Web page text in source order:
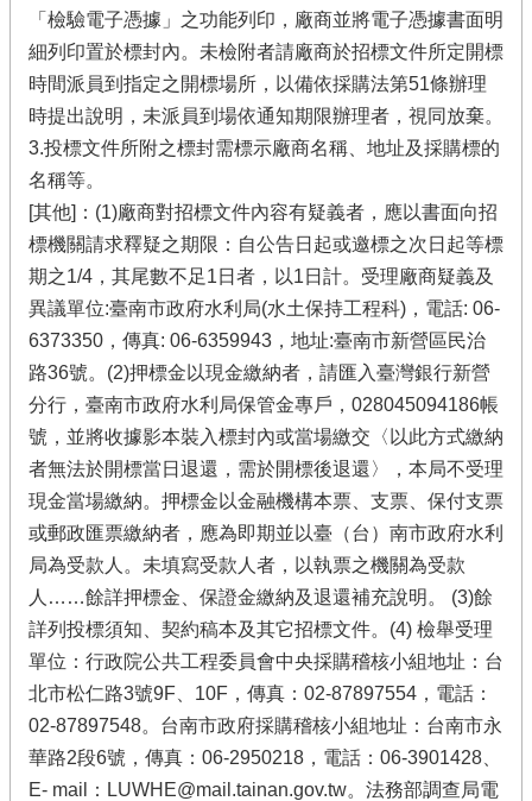
「檢驗電子憑據」之功能列印，廠商並將電子憑據書面明
細列印置於標封內。未檢附者請廠商於招標文件所定開標
時間派員到指定之開標場所，以備依採購法第51條辦理
時提出說明，未派員到場依通知期限辦理者，視同放棄。
3.投標文件所附之標封需標示廠商名稱、地址及採購標的
名稱等。
[其他]：(1)廠商對招標文件內容有疑義者，應以書面向招
標機關請求釋疑之期限：自公告日起或邀標之次日起等標
期之1/4，其尾數不足1日者，以1日計。受理廠商疑義及
異議單位:臺南市政府水利局(水土保持工程科)，電話: 06-
6373350，傳真: 06-6359943，地址:臺南市新營區民治
路36號。(2)押標金以現金繳納者，請匯入臺灣銀行新營
分行，臺南市政府水利局保管金專戶，028045094186帳
號，並將收據影本裝入標封內或當場繳交〈以此方式繳納
者無法於開標當日退還，需於開標後退還〉，本局不受理
現金當場繳納。押標金以金融機構本票、支票、保付支票
或郵政匯票繳納者，應為即期並以臺（台）南市政府水利
局為受款人。未填寫受款人者，以執票之機關為受款
人……餘詳押標金、保證金繳納及退還補充說明。 (3)餘
詳列投標須知、契約稿本及其它招標文件。(4) 檢舉受理
單位：行政院公共工程委員會中央採購稽核小組地址：台
北市松仁路3號9F、10F，傳真：02-87897554，電話：
02-87897548。台南市政府採購稽核小組地址：台南市永
華路2段6號，傳真：06-2950218，電話：06-3901428、
E- mail：LUWHE@mail.tainan.gov.tw。法務部調查局電